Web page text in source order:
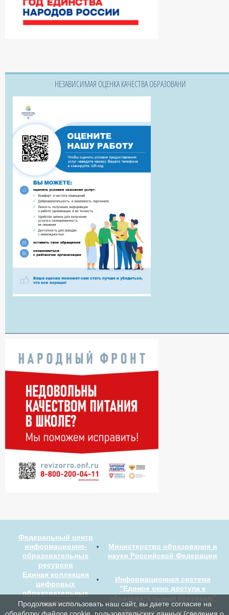
НЕЗАВИСИМАЯ ОЦЕНКА КАЧЕСТВА ОБРАЗОВАНИ
Федеральный центр
информационно-
образовательных
ресурсов
Министерство образования и
науки Российской Федерации
Единая коллекция
цифровых
образовательных
ресурсов
Информационная система
"Единое окно доступа к
образовательным ресурсам"
Федеральный портал
Продолжая использовать наш сайт, вы даете согласие на